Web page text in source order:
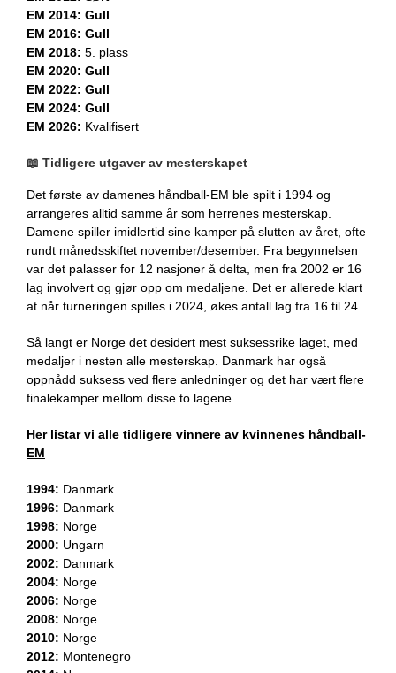
EM 2014: Gull
EM 2016: Gull
EM 2018: 5. plass
EM 2020: Gull
EM 2022: Gull
EM 2024: Gull
EM 2026: Kvalifisert
📖 Tidligere utgaver av mesterskapet
Det første av damenes håndball-EM ble spilt i 1994 og
arrangeres alltid samme år som herrenes mesterskap.
Damene spiller imidlertid sine kamper på slutten av året, ofte
rundt månedsskiftet november/desember. Fra begynnelsen
var det palasser for 12 nasjoner å delta, men fra 2002 er 16
lag involvert og gjør opp om medaljene. Det er allerede klart
at når turneringen spilles i 2024, økes antall lag fra 16 til 24.
Så langt er Norge det desidert mest suksessrike laget, med
medaljer i nesten alle mesterskap. Danmark har også
oppnådd suksess ved flere anledninger og det har vært flere
finalekamper mellom disse to lagene.
Her listar vi alle tidligere vinnere av kvinnenes håndball-
EM
1994: Danmark
1996: Danmark
1998: Norge
2000: Ungarn
2002: Danmark
2004: Norge
2006: Norge
2008: Norge
2010: Norge
2012: Montenegro